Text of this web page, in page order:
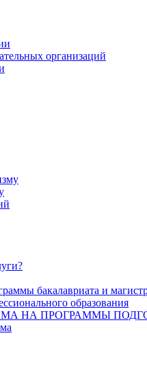
организаций
бакалавриата и
образования
НА ПРОГРАММЫ